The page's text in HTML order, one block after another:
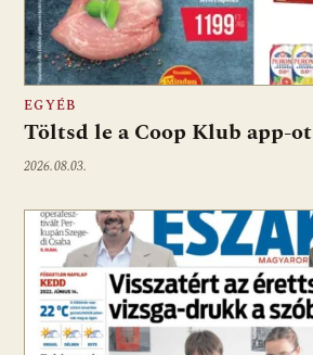
EGYÉB
Töltsd le a Coop Klub app-ot
2026.08.03.